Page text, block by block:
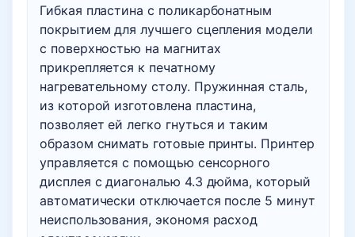
Гибкая пластина с поликарбонатным
покрытием для лучшего сцепления модели
с поверхностью на магнитах
прикрепляется к печатному
нагревательному столу. Пружинная сталь,
из которой изготовлена пластина,
позволяет ей легко гнуться и таким
образом снимать готовые принты. Принтер
управляется с помощью сенсорного
дисплея с диагональю 4.3 дюйма, который
автоматически отключается после 5 минут
неиспользования, экономя расход